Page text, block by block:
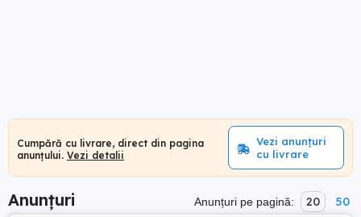
Cumpără cu livrare, direct din pagina
anunțului. Vezi detalii
Vezi anunțuri
cu livrare
Anunțuri Anunțuri pe pagină: 20 50